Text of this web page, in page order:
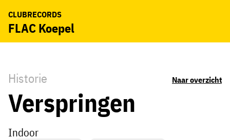
CLUBRECORDS
FLAC Koepel
Historie Naar overzicht
Verspringen
Indoor